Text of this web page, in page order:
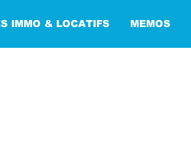
IMMO & LOCATIFS MEMOS